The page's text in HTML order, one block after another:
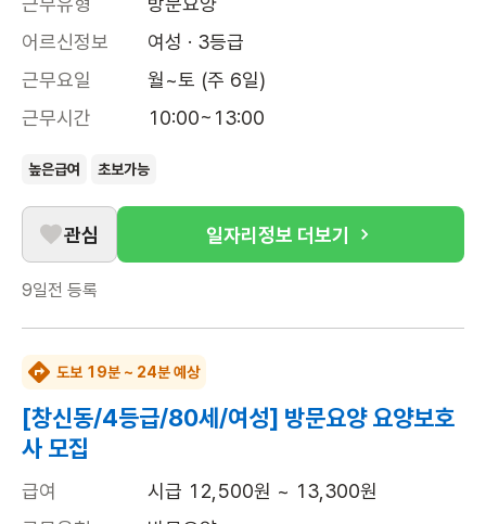
어르신정보
여성 · 3등급
근무요일
월~토 (주 6일)
근무시간
10:00~13:00
높은급여 초보가능
관심 일자리정보 더보기
9일전 등록
도보 19분 ~ 24분 예상
[창신동/4등급/80세/여성] 방문요양 요양보호
사 모집
급여
시급 12,500원 ~ 13,300원